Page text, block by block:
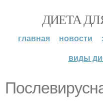
ДИЕТА
главная новости
виды